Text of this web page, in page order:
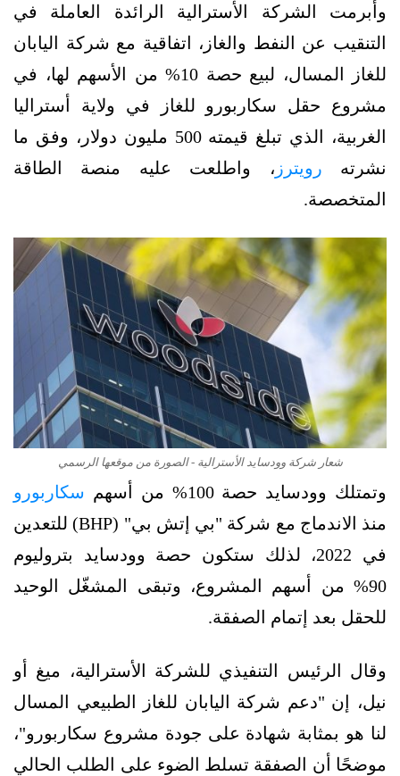
وأبرمت الشركة الأسترالية الرائدة العاملة في
التنقيب عن النفط والغاز، اتفاقية مع شركة اليابان
للغاز المسال، لبيع حصة 10% من الأسهم لها، في
مشروع حقل سكاربورو للغاز في ولاية أستراليا
الغربية، الذي تبلغ قيمته 500 مليون دولار، وفق ما
نشرته رويترز ، واطلعت عليه منصة الطاقة
المتخصصة.
شعار شركة وودسايد الأسترالية - الصورة من موقعها الرسمي
وتمتلك وودسايد حصة 100% من أسهم
سكاربورو
منذ الاندماج مع شركة "بي إتش بي" (BHP) للتعدين
في 2022، لذلك ستكون حصة وودسايد بتروليوم
90% من أسهم المشروع، وتبقى المشغّل الوحيد
للحقل بعد إتمام الصفقة.
وقال الرئيس التنفيذي للشركة الأسترالية، ميغ أو
نيل، إن "دعم شركة اليابان للغاز الطبيعي المسال
لنا هو بمثابة شهادة على جودة مشروع سكاربورو"،
موضحًا أن الصفقة تسلط الضوء على الطلب الحالي